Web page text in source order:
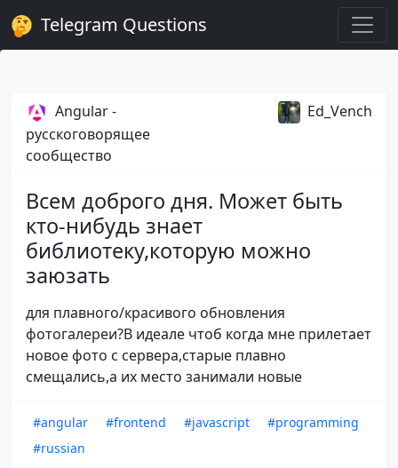
Telegram Questions
Angular -
русскоговорящее
сообщество
Ed_Vench
Всем доброго дня. Может быть
кто-нибудь знает
библиотеку,которую можно
заюзать
для плавного/красивого обновления
фотогалереи?В идеале чтоб когда мне прилетает
новое фото с сервера,старые плавно
смещались,а их место занимали новые
#angular #frontend #javascript
#programming
#russian